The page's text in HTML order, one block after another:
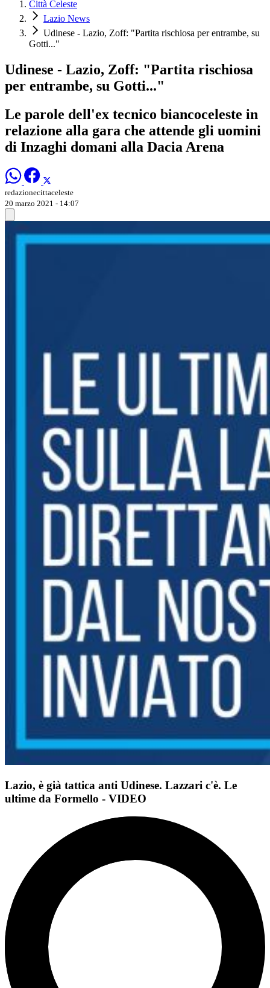
Città Celeste
Lazio News
Udinese - Lazio, Zoff: "Partita rischiosa per entrambe, su
Gotti..."
Udinese - Lazio, Zoff: "Partita rischiosa
per entrambe, su Gotti..."
Le parole dell'ex tecnico biancoceleste in
relazione alla gara che attende gli uomini
di Inzaghi domani alla Dacia Arena
redazionecittaceleste
20 marzo 2021 - 14:07
Lazio, è già tattica anti Udinese. Lazzari c'è. Le
ultime da Formello - VIDEO